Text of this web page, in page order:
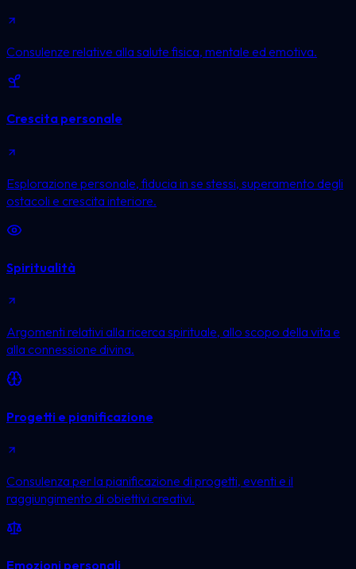
Consulenze relative alla salute fisica, mentale ed emotiva.
Crescita personale
Esplorazione personale, fiducia in se stessi, superamento degli
ostacoli e crescita interiore.
Spiritualità
Argomenti relativi alla ricerca spirituale, allo scopo della vita e
alla connessione divina.
Progetti e pianificazione
Consulenza per la pianificazione di progetti, eventi e il
raggiungimento di obiettivi creativi.
Emozioni personali